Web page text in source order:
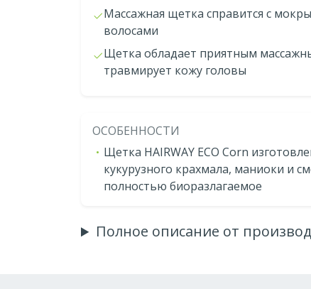
Массажная щетка справится с
волосами
Щетка обладает приятным
травмирует кожу головы
ОСОБЕННОСТИ
Щетка HAIRWAY ECO Corn
кукурузного крахмала, маниоки и
полностью биоразлагаемое
Полное описание от